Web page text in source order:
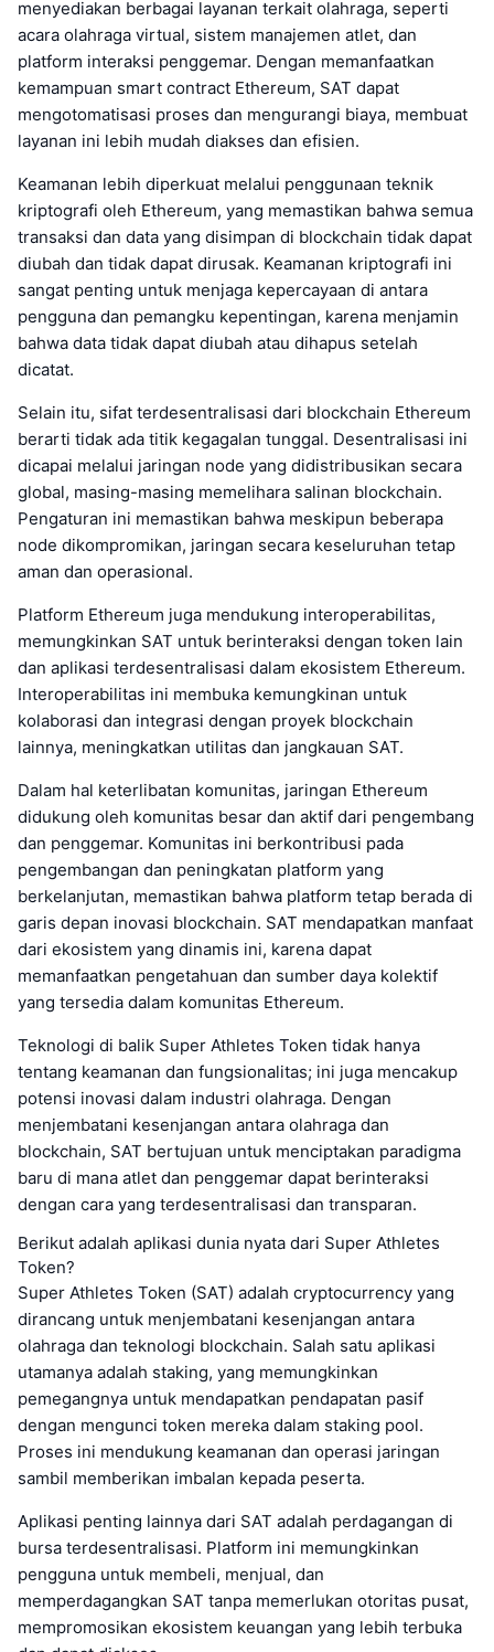
menyediakan berbagai layanan terkait olahraga, seperti
acara olahraga virtual, sistem manajemen atlet, dan
platform interaksi penggemar. Dengan memanfaatkan
kemampuan smart contract Ethereum, SAT dapat
mengotomatisasi proses dan mengurangi biaya, membuat
layanan ini lebih mudah diakses dan efisien.
Keamanan lebih diperkuat melalui penggunaan teknik
kriptografi oleh Ethereum, yang memastikan bahwa semua
transaksi dan data yang disimpan di blockchain tidak dapat
diubah dan tidak dapat dirusak. Keamanan kriptografi ini
sangat penting untuk menjaga kepercayaan di antara
pengguna dan pemangku kepentingan, karena menjamin
bahwa data tidak dapat diubah atau dihapus setelah
dicatat.
Selain itu, sifat terdesentralisasi dari blockchain Ethereum
berarti tidak ada titik kegagalan tunggal. Desentralisasi ini
dicapai melalui jaringan node yang didistribusikan secara
global, masing-masing memelihara salinan blockchain.
Pengaturan ini memastikan bahwa meskipun beberapa
node dikompromikan, jaringan secara keseluruhan tetap
aman dan operasional.
Platform Ethereum juga mendukung interoperabilitas,
memungkinkan SAT untuk berinteraksi dengan token lain
dan aplikasi terdesentralisasi dalam ekosistem Ethereum.
Interoperabilitas ini membuka kemungkinan untuk
kolaborasi dan integrasi dengan proyek blockchain
lainnya, meningkatkan utilitas dan jangkauan SAT.
Dalam hal keterlibatan komunitas, jaringan Ethereum
didukung oleh komunitas besar dan aktif dari pengembang
dan penggemar. Komunitas ini berkontribusi pada
pengembangan dan peningkatan platform yang
berkelanjutan, memastikan bahwa platform tetap berada di
garis depan inovasi blockchain. SAT mendapatkan manfaat
dari ekosistem yang dinamis ini, karena dapat
memanfaatkan pengetahuan dan sumber daya kolektif
yang tersedia dalam komunitas Ethereum.
Teknologi di balik Super Athletes Token tidak hanya
tentang keamanan dan fungsionalitas; ini juga mencakup
potensi inovasi dalam industri olahraga. Dengan
menjembatani kesenjangan antara olahraga dan
blockchain, SAT bertujuan untuk menciptakan paradigma
baru di mana atlet dan penggemar dapat berinteraksi
dengan cara yang terdesentralisasi dan transparan.
Berikut adalah aplikasi dunia nyata dari Super Athletes
Token?
Super Athletes Token (SAT) adalah cryptocurrency yang
dirancang untuk menjembatani kesenjangan antara
olahraga dan teknologi blockchain. Salah satu aplikasi
utamanya adalah staking, yang memungkinkan
pemegangnya untuk mendapatkan pendapatan pasif
dengan mengunci token mereka dalam staking pool.
Proses ini mendukung keamanan dan operasi jaringan
sambil memberikan imbalan kepada peserta.
Aplikasi penting lainnya dari SAT adalah perdagangan di
bursa terdesentralisasi. Platform ini memungkinkan
pengguna untuk membeli, menjual, dan
memperdagangkan SAT tanpa memerlukan otoritas pusat,
mempromosikan ekosistem keuangan yang lebih terbuka